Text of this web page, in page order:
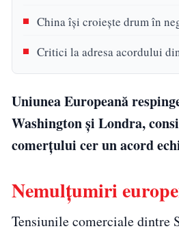
China își croiește drum în
Critici la adresa acordului
Uniunea Europeană
Washington și Londra,
comerțului cer un acord
Nemulțumiri
Tensiunile comerciale dintre